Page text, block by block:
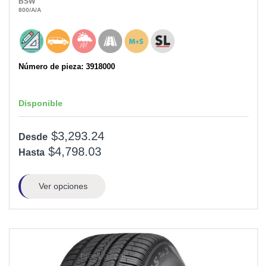
800/A/A
Número de pieza: 3918000
Disponible
Desde $3,293.24
Hasta $4,798.03
Ver opciones